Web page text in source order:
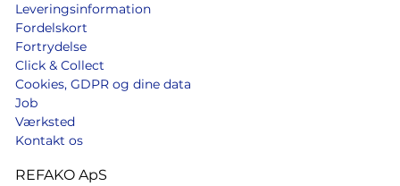
Leveringsinformation
Fordelskort
Fortrydelse
Click & Collect
Cookies, GDPR og dine data
Job
Værksted
Kontakt os
REFAKO ApS